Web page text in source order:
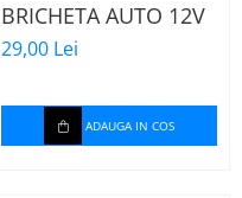
BRICHETA AUTO 12V
29,00 Lei
ADAUGA IN COS